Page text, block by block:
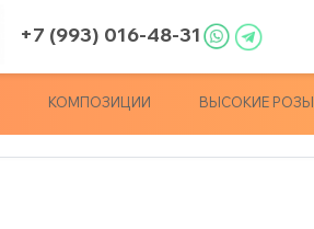
+7 (993) 016-48-31
КОМПОЗИЦИИ ВЫСОКИЕ РОЗЫ